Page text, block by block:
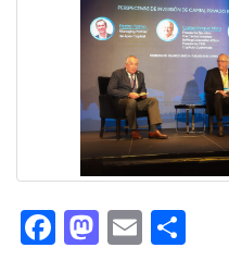
Facebook
Mastodon
Email